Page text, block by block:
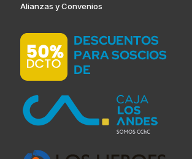
Alianzas y Convenios